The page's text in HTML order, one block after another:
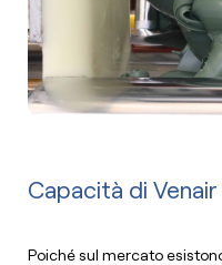
Capacità di Venair
Poiché sul mercato